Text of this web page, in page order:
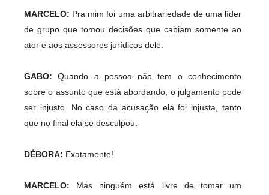
MARCELO: Pra mim foi uma arbitrariedade de uma líder
de grupo que tomou decisões que cabiam somente ao
ator e aos assessores jurídicos dele.
GABO:Quando a pessoa não tem o conhecimento
sobre o assunto que está abordando, o julgamento pode
ser injusto. No caso da acusação ela foi injusta, tanto
que no final ela se desculpou.
DÉBORA: Exatamente!
MARCELO: Mas ninguém está livre de tomar um